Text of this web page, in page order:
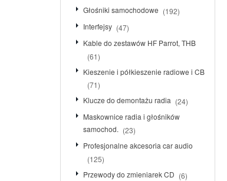
Głośniki samochodowe (192)
Interfejsy (47)
Kable do zestawów HF Parrot, THB
(61)
Kieszenie i półkieszenie radiowe i CB
(71)
Klucze do demontażu radia (24)
Maskownice radia i głośników
samochod. (23)
Profesjonalne akcesoria car audio
(125)
Przewody do zmieniarek CD (6)